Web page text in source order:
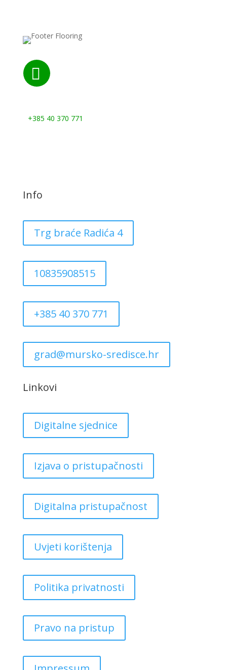

+385 40 370 771
Info
Trg braće Radića 4
10835908515
+385 40 370 771
grad@mursko-sredisce.hr
Linkovi
Digitalne sjednice
Izjava o pristupačnosti
Digitalna pristupačnost
Uvjeti korištenja
Politika privatnosti
Pravo na pristup